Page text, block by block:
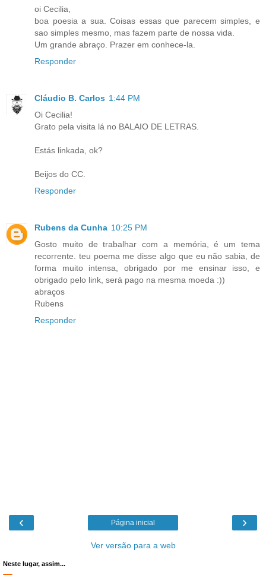
oi Cecilia,
boa poesia a sua. Coisas essas que parecem simples, e
sao simples mesmo, mas fazem parte de nossa vida.
Um grande abraço. Prazer em conhece-la.
Responder
Cláudio B. Carlos 1:44 PM
Oi Cecilia!
Grato pela visita lá no BALAIO DE LETRAS.
Estás linkada, ok?
Beijos do CC.
Responder
Rubens da Cunha 10:25 PM
Gosto muito de trabalhar com a memória, é um tema
recorrente. teu poema me disse algo que eu não sabia, de
forma muito intensa, obrigado por me ensinar isso, e
obrigado pelo link, será pago na mesma moeda :))
abraços
Rubens
Responder
‹ ›
Página inicial
Ver versão para a web
Neste lugar, assim...